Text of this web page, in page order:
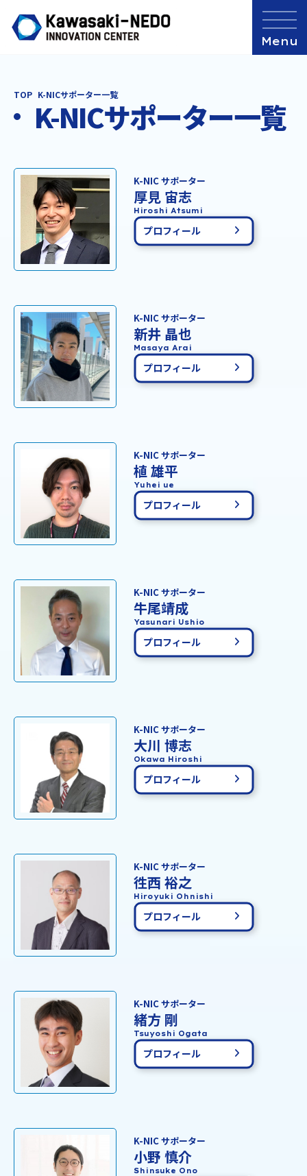
TOP K-NICサポーター一覧
K-NICサポーター一覧
K-NIC サポーター
厚見 宙志
Hiroshi Atsumi
プロフィール
K-NIC サポーター
新井 晶也
Masaya Arai
プロフィール
K-NIC サポーター
植 雄平
Yuhei ue
プロフィール
K-NIC サポーター
牛尾靖成
Yasunari Ushio
プロフィール
K-NIC サポーター
大川 博志
Okawa Hiroshi
プロフィール
K-NIC サポーター
徃西 裕之
Hiroyuki Ohnishi
プロフィール
K-NIC サポーター
緒方 剛
Tsuyoshi Ogata
プロフィール
K-NIC サポーター
小野 慎介
Shinsuke Ono